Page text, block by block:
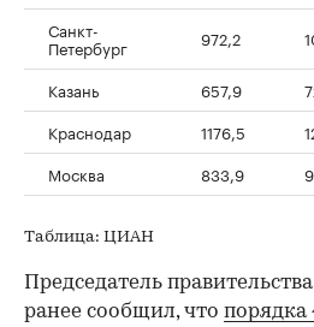
Санкт-
Петербург 972,2
Казань 657,9
Краснодар
1176,5
Москва
833,9
Таблица: ЦИАН
Председатель
ранее сообщил, что порядка